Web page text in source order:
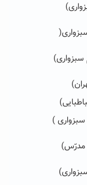
(
سبزواری)
)
مدرّس)